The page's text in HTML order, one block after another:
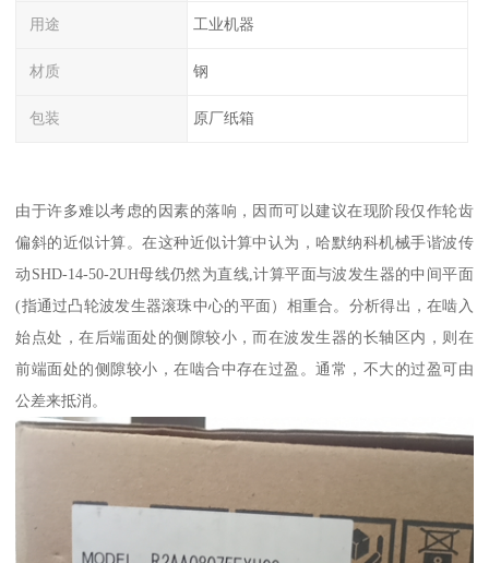
用途 工业机器
材质 钢
包装 原厂纸箱
由于许多难以考虑的因素的落响，因而可以建议在现阶段仅作轮齿
偏斜的近似计算。在这种近似计算中认为，哈默纳科机械手谐波传
动SHD-14-50-2UH母线仍然为直线,计算平面与波发生器的中间平面
(指通过凸轮波发生器滚珠中心的平面）相重合。分析得出，在啮入
始点处，在后端面处的侧隙较小，而在波发生器的长轴区内，则在
前端面处的侧隙较小，在啮合中存在过盈。通常，不大的过盈可由
公差来抵消。